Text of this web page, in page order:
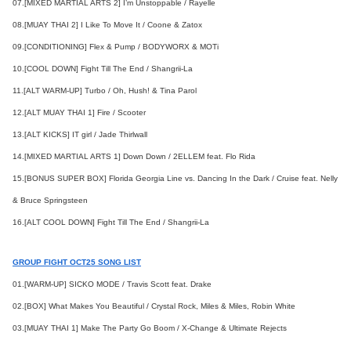
07.[MIXED MARTIAL ARTS 2] I’m Unstoppable / Rayelle
08.[MUAY THAI 2] I Like To Move It / Coone & Zatox
09.[CONDITIONING] Flex & Pump / BODYWORX & MOTi
10.[COOL DOWN] Fight Till The End / Shangrii-La
11.[ALT WARM-UP] Turbo / Oh, Hush! & Tina Parol
12.[ALT MUAY THAI 1] Fire / Scooter
13.[ALT KICKS] IT girl / Jade Thirlwall
14.[MIXED MARTIAL ARTS 1] Down Down / 2ELLEM feat. Flo Rida
15.[BONUS SUPER BOX] Florida Georgia Line vs. Dancing In the Dark / Cruise feat. Nelly
& Bruce Springsteen
16.[ALT COOL DOWN] Fight Till The End / Shangrii-La
GROUP FIGHT OCT25 SONG LIST
01.[WARM-UP] SICKO MODE / Travis Scott feat. Drake
02.[BOX] What Makes You Beautiful / Crystal Rock, Miles & Miles, Robin White
03.[MUAY THAI 1] Make The Party Go Boom / X-Change & Ultimate Rejects